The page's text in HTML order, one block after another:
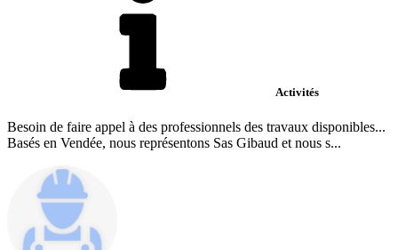
Activités
Besoin de faire appel à des professionnels des travaux disponibles...
Basés en Vendée, nous représentons Sas Gibaud et nous s...